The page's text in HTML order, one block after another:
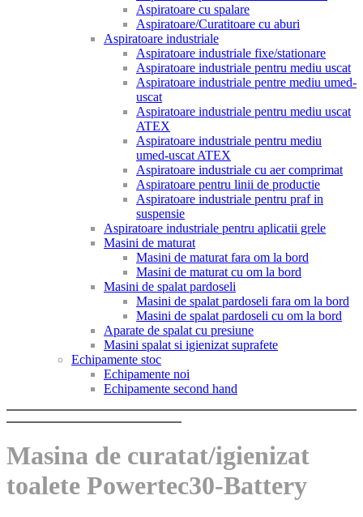
Aspiratoare cu spalare
Aspiratoare/Curatitoare cu aburi
Aspiratoare industriale
Aspiratoare industriale fixe/stationare
Aspiratoare industriale pentru mediu uscat
Aspiratoare industriale pentre mediu umed-
uscat
Aspiratoare industriale pentru mediu uscat
ATEX
Aspiratoare industriale pentru mediu
umed-uscat ATEX
Aspiratoare industriale cu aer comprimat
Aspiratoare pentru linii de productie
Aspiratoare industriale pentru praf in
suspensie
Aspiratoare industriale pentru aplicatii grele
Masini de maturat
Masini de maturat fara om la bord
Masini de maturat cu om la bord
Masini de spalat pardoseli
Masini de spalat pardoseli fara om la bord
Masini de spalat pardoseli cu om la bord
Aparate de spalat cu presiune
Masini spalat si igienizat suprafete
Echipamente stoc
Echipamente noi
Echipamente second hand
Masina de curatat/igienizat
toalete Powertec30-Battery